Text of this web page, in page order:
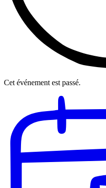
Cet événement est passé.